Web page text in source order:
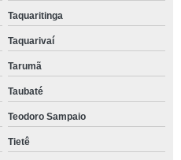
Taquaritinga
Taquarivaí
Tarumã
Taubaté
Teodoro Sampaio
Tietê